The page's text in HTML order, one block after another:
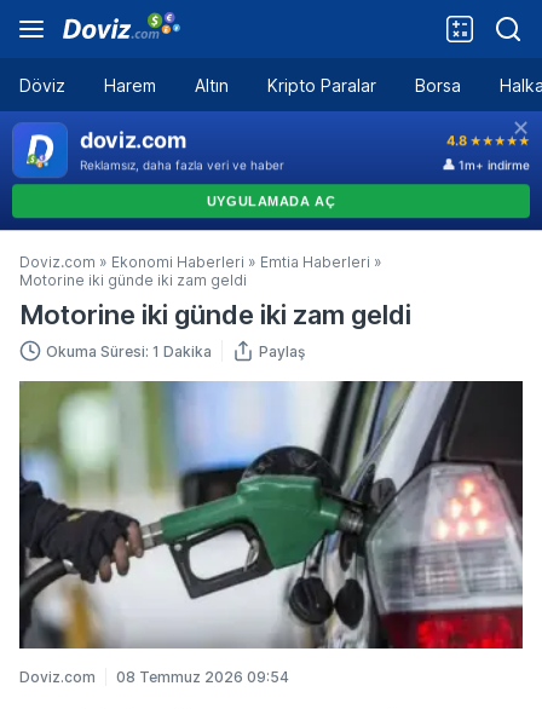
Döviz Harem Altın Kripto Paralar Borsa
Doviz.com » Ekonomi Haberleri » Emtia Haberleri »
Motorine iki günde iki zam geldi
Motorine iki günde iki zam geldi
Okuma Süresi: 1 Dakika Paylaş
Doviz.com 08 Temmuz 2026 09:54